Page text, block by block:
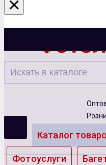
Казань
Каталог
Фотоуслуги
×